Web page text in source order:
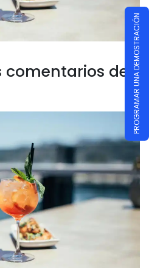
de PROGRAMAR UNA DEMOSTRACIÓN